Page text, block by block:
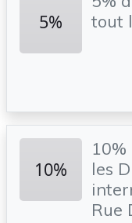
5%
tout
10%
les
Rue